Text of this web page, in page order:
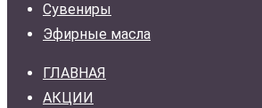
Сувениры
Эфирные масла
ГЛАВНАЯ
АКЦИИ